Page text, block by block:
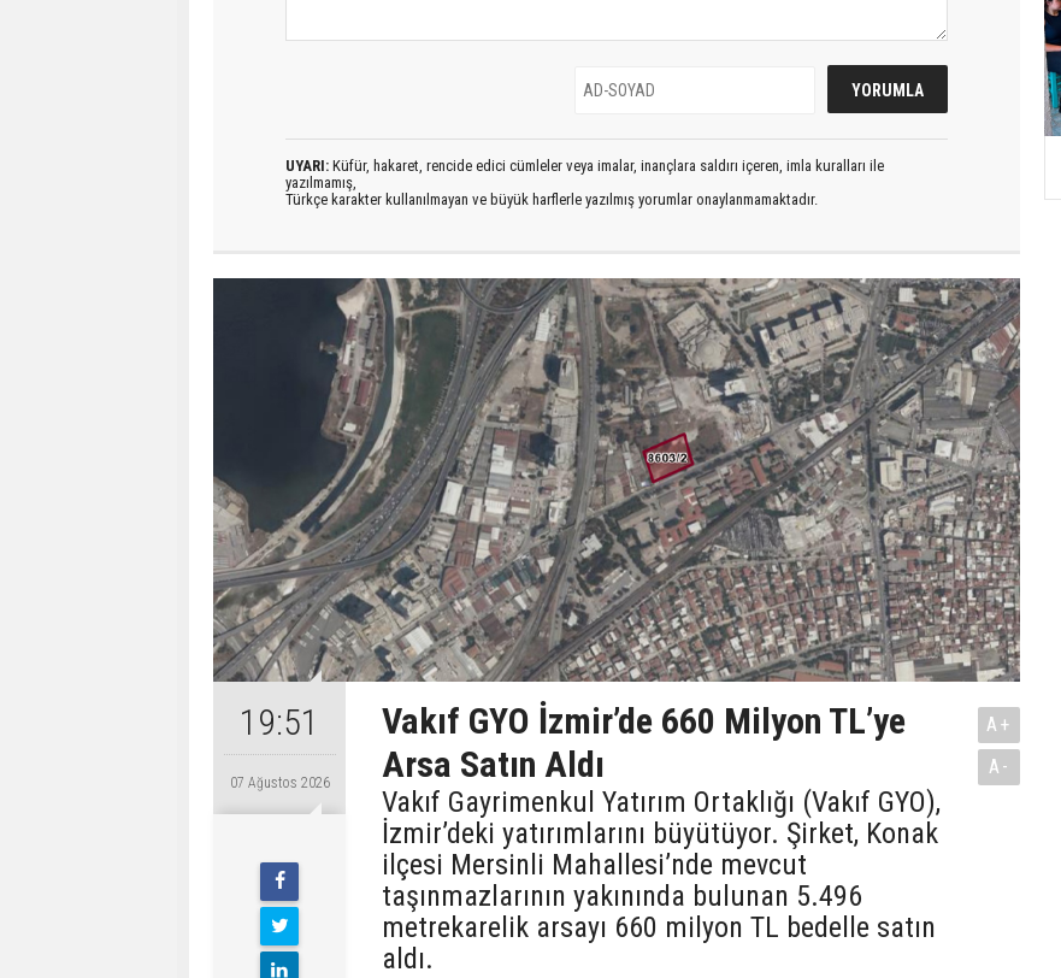
UYARI: Küfür, hakaret, rencide edici cümleler veya imalar, inançlara saldırı içeren, imla kuralları ile
yazılmamış,
Türkçe karakter kullanılmayan ve büyük harflerle yazılmış yorumlar onaylanmamaktadır.
19:51
07 Ağustos 2026
Vakıf GYO İzmir’de 660 Milyon TL’ye
Arsa Satın Aldı
Vakıf Gayrimenkul Yatırım Ortaklığı (Vakıf GYO),
İzmir’deki yatırımlarını büyütüyor. Şirket, Konak
ilçesi Mersinli Mahallesi’nde mevcut
taşınmazlarının yakınında bulunan 5.496
metrekarelik arsayı 660 milyon TL bedelle satın
aldı.
A+
A-